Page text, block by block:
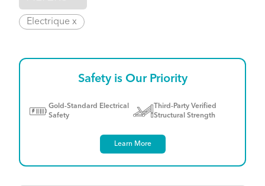
Electrique x
Safety is Our Priority
Gold-Standard Electrical
Safety
Third-Party Verified
Structural Strength
Learn More